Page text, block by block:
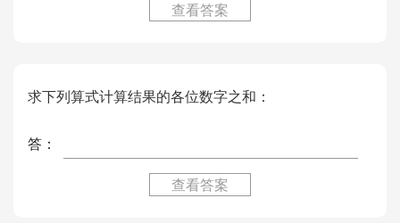
查看答案
求下列算式计算结果的各位数字之和：
答：
查看答案